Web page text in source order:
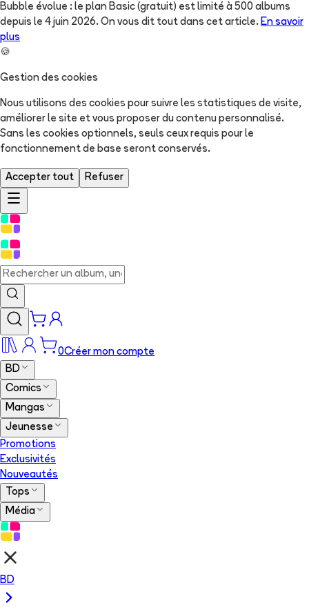
Bubble évolue : le plan Basic (gratuit) est limité à 500 albums
depuis le 4 juin 2026. On vous dit tout dans cet article. En savoir
plus
🍪
Gestion des cookies
Nous utilisons des cookies pour suivre les statistiques de visite,
améliorer le site et vous proposer du contenu personnalisé.
Sans les cookies optionnels, seuls ceux requis pour le
fonctionnement de base seront conservés.
Accepter tout Refuser
0Créer mon compte
BD
Comics
Mangas
Jeunesse
Promotions
Exclusivités
Nouveautés
Tops
Média
BD